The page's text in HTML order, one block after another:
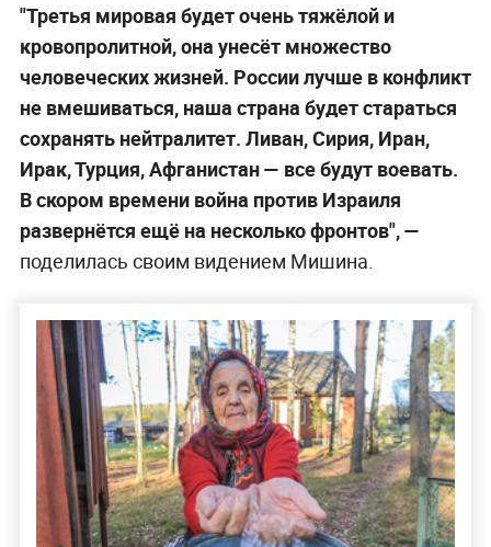
"Третья мировая будет очень тяжёлой и
кровопролитной, она унесёт множество
человеческих жизней. России лучше в конфликт
не вмешиваться, наша страна будет стараться
сохранять нейтралитет. Ливан, Сирия, Иран,
Ирак, Турция, Афганистан — все будут воевать.
В скором времени война против Израиля
развернётся ещё на несколько фронтов", —
поделилась своим видением Мишина.